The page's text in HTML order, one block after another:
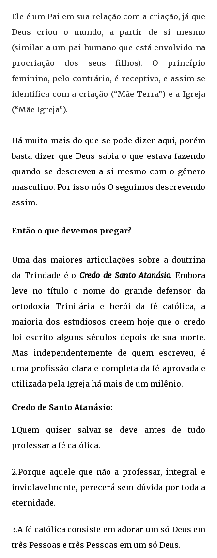
Ele é um Pai em sua relação com a criação, já que
Deus criou o mundo, a partir de si mesmo
(similar a um pai humano que está envolvido na
procriação dos seus filhos). O princípio
feminino, pelo contrário, é receptivo, e assim se
identifica com a criação (“Mãe Terra”) e a Igreja
(“Mãe Igreja”).
Há muito mais do que se pode dizer aqui, porém
basta dizer que Deus sabia o que estava fazendo
quando se descreveu a si mesmo com o gênero
masculino. Por isso nós O seguimos descrevendo
assim.
Então o que devemos pregar?
Uma das maiores articulações sobre a doutrina
da Trindade é o Credo de Santo Atanásio. Embora
leve no título o nome do grande defensor da
ortodoxia Trinitária e herói da fé católica, a
maioria dos estudiosos creem hoje que o credo
foi escrito alguns séculos depois de sua morte.
Mas independentemente de quem escreveu, é
uma profissão clara e completa da fé aprovada e
utilizada pela Igreja há mais de um milênio.
Credo de Santo Atanásio:
1.Quem quiser salvar-se deve antes de tudo
professar a fé católica.
2.Porque aquele que não a professar, integral e
inviolavelmente, perecerá sem dúvida por toda a
eternidade.
3.A fé católica consiste em adorar um só Deus em
três Pessoas e três Pessoas em um só Deus.